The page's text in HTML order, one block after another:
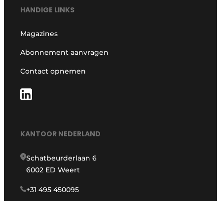
HANDIGE LINKS
Magazines
Abonnement aanvragen
Contact opnemen
KANTOOR NEDERLAND
Schatbeurderlaan 6
6002 ED Weert
+31 495 450095